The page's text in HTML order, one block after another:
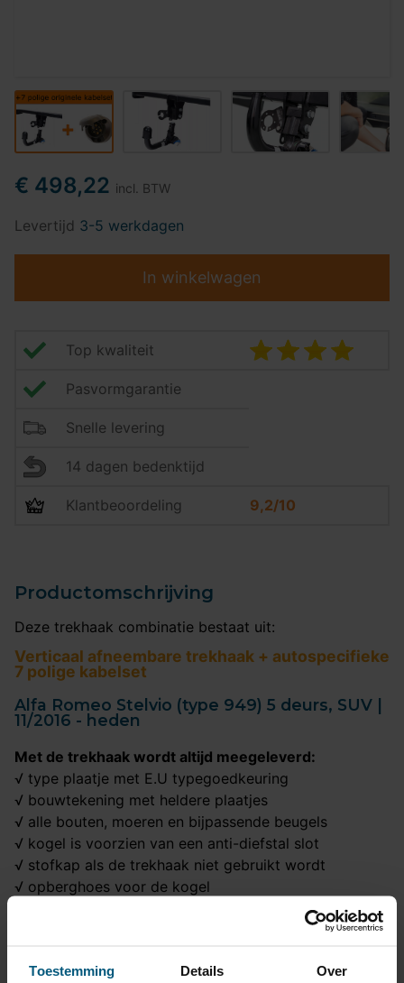
Toestemming Details Over
€ 498,22 incl. BTW
Levertijd 3-5 werkdagen
In winkelwagen
Top kwaliteit
Pasvormgarantie
Snelle levering
14 dagen bedenktijd
Klantbeoordeling 9,2/10
Productomschrijving
Deze trekhaak combinatie bestaat uit:
Verticaal afneembare trekhaak + autospecifieke
7 polige kabelset
Alfa Romeo Stelvio (type 949) 5 deurs, SUV |
11/2016 - heden
Met de trekhaak wordt altijd meegeleverd:
√ type plaatje met E.U typegoedkeuring
√ bouwtekening met heldere plaatjes
√ alle bouten, moeren en bijpassende beugels
√ kogel is voorzien van een anti-diefstal slot
√ stofkap als de trekhaak niet gebruikt wordt
√ opberghoes voor de kogel
Met de originele 7 polige kabelset wordt altijd
√ een praktische schema